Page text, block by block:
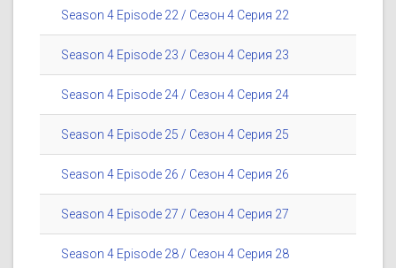
Season 4 Episode 22 / Сезон 4 Серия 22
Season 4 Episode 23 / Сезон 4 Серия 23
Season 4 Episode 24 / Сезон 4 Серия 24
Season 4 Episode 25 / Сезон 4 Серия 25
Season 4 Episode 26 / Сезон 4 Серия 26
Season 4 Episode 27 / Сезон 4 Серия 27
Season 4 Episode 28 / Сезон 4 Серия 28